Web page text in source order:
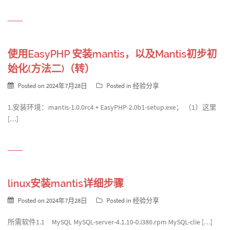
使用EasyPHP 安装mantis，以及Mantis初步初
始化(方法二)（转）
Posted on 2024年7月28日 Posted in 经验分享
1.安装环境：mantis-1.0.0rc4 + EasyPHP-2.0b1-setup.exe； （1）这里
[…]
linux安装mantis详细步骤
Posted on 2024年7月28日 Posted in 经验分享
所需软件1.1 MySQL MySQL-server-4.1.10-0.i386.rpm MySQL-clie […]